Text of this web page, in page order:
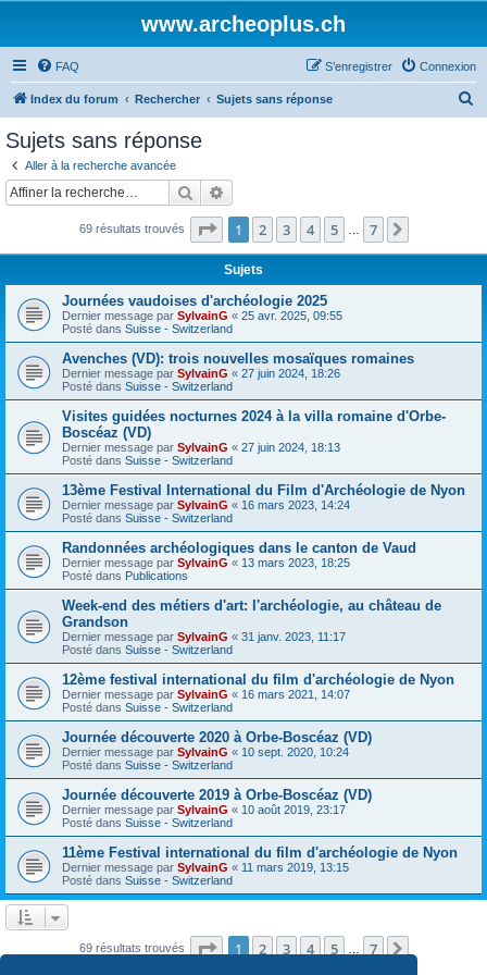
www.archeoplus.ch
FAQ Connexion
S’enregistrer
Index du forum Rechercher Sujets sans réponse
c
Sujets sans réponse
Aller à la recherche avancée
Rechercher
69 résultats trouvés Page 1sur7
1 2 3 4 5 7
Sujets
Journées vaudoises d'archéologie 2025
Dernier message par SylvainG « 25 avr. 2025, 09:55
Posté dans Suisse - Switzerland
Avenches (VD): trois nouvelles mosaïques romaines
Dernier message par SylvainG « 27 juin 2024, 18:26
Posté dans Suisse - Switzerland
Visites guidées nocturnes 2024 à la villa romaine d'Orbe-
Boscéaz (VD)
Dernier message par SylvainG « 27 juin 2024, 18:13
Posté dans Suisse - Switzerland
13ème Festival International du Film d'Archéologie de Nyon
Dernier message par SylvainG « 16 mars 2023, 14:24
Posté dans Suisse - Switzerland
Randonnées archéologiques dans le canton de Vaud
Dernier message par SylvainG « 13 mars 2023, 18:25
Posté dans Publications
Week-end des métiers d'art: l'archéologie, au château de
Grandson
Dernier message par SylvainG « 31 janv. 2023, 11:17
Posté dans Suisse - Switzerland
12ème festival international du film d'archéologie de Nyon
Dernier message par SylvainG « 16 mars 2021, 14:07
Posté dans Suisse - Switzerland
Journée découverte 2020 à Orbe-Boscéaz (VD)
Dernier message par SylvainG « 10 sept. 2020, 10:24
Posté dans Suisse - Switzerland
Journée découverte 2019 à Orbe-Boscéaz (VD)
Dernier message par SylvainG « 10 août 2019, 23:17
Posté dans Suisse - Switzerland
11ème Festival international du film d'archéologie de Nyon
Dernier message par SylvainG « 11 mars 2019, 13:15
Posté dans Suisse - Switzerland
69 résultats trouvés Page 1sur7
1 2 3 4 5 7